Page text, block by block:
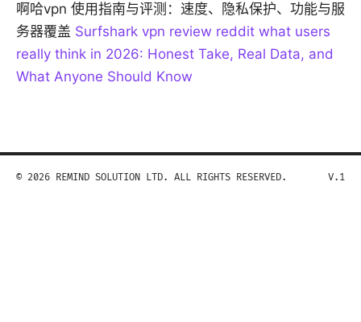
啊哈vpn 使用指南与评测：速度、隐私保护、功能与服
务器覆盖 Surfshark vpn review reddit what users
really think in 2026: Honest Take, Real Data, and
What Anyone Should Know
© 2026 REMIND SOLUTION LTD. ALL RIGHTS RESERVED. V.1